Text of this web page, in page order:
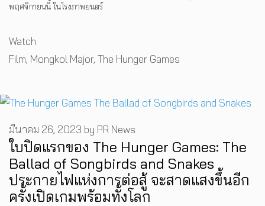
พฤศจิกายนนี้ ในโรงภาพยนตร์
Categories
Watch
Tags
Film, Mongkol Major, The Hunger Games
ใบปิดแรกของ The Hunger Games: The
Ballad of Songbirds and Snakes
ประกายไฟแห่งการต่อสู้ จะสาดแสงขึ้นอีก
ครั้งเปิดเกมพร้อมทั้งโลก
มีนาคม 26, 2023 by PR News